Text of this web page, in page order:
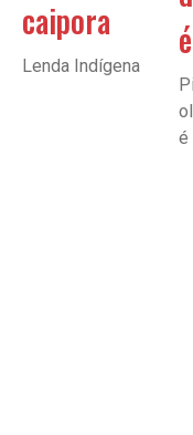
caipora
Lenda Indígena
é